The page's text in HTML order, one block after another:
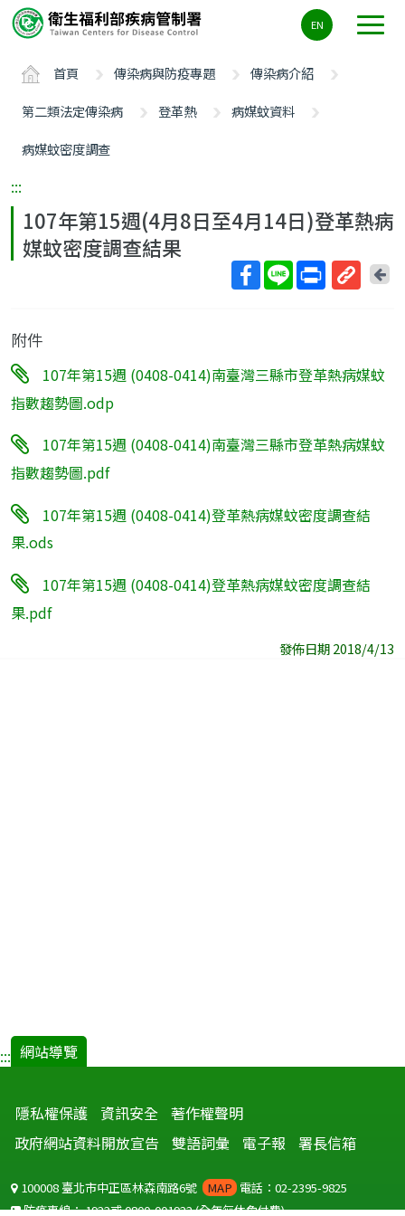
要
ALT+C
EN
首頁 傳染病與防疫專題
傳染病介紹
第二類法定傳染病
登革熱
病媒蚊資料
病媒蚊密度調查
:::
107年第15週(4月8日至4月14日)登革熱病
媒蚊密度調查結果
網
址
回
附件
107年第15週 (0408-0414)南臺灣三縣市登革熱病媒蚊
指數趨勢圖.odp
107年第15週 (0408-0414)南臺灣三縣市登革熱病媒蚊
指數趨勢圖.pdf
107年第15週 (0408-0414)登革熱病媒蚊密度調查結
果.ods
107年第15週 (0408-0414)登革熱病媒蚊密度調查結
果.pdf
發佈日期 2018/4/13
::: 網站導覽
隱私權保護 資訊安全 著作權聲明
政府網站資料開放宣告
雙語詞彙 電子報 署長信箱
100008 臺北市中正區林森南路6號 MAP 電話：02-2395-9825
防疫專線：1922或0800-001922(全年無休免付費)